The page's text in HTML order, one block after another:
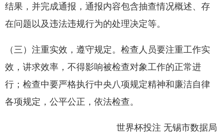
结果，并完成通报，通报内容包含抽查情况概述、存
在问题以及违法违规行为的处理决定等。
（三）注重实效，遵守规定。检查人员要注重工作实
效，讲求效率，不得影响被检查对象工作的正常进
行；检查中要严格执行中央八项规定精神和廉洁自律
各项规定，公平公正，依法检查。
世界杯投注 无锡市数据局